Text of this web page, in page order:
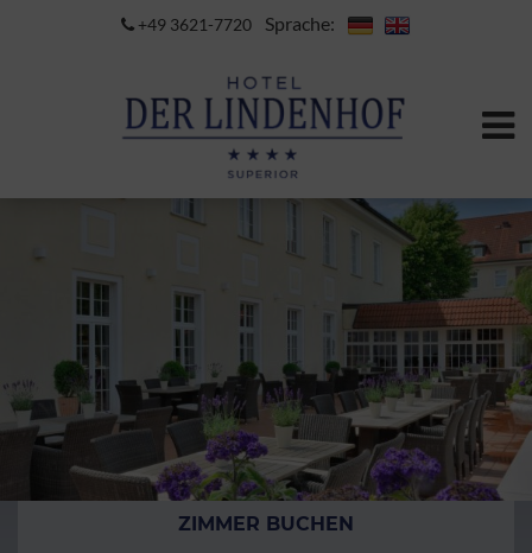
+49 3621-7720 Sprache:
ZIMMER BUCHEN